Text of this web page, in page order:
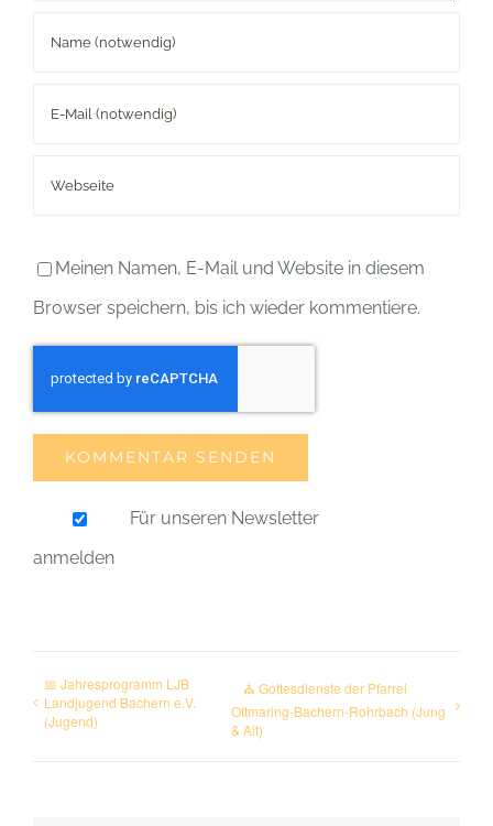
Meinen Namen, E-Mail und Website in diesem
Browser speichern, bis ich wieder kommentiere.
Für unseren Newsletter
anmelden
📅 Jahresprogramm LJB
Landjugend Bachern e.V.
(Jugend)
⛪ Gottesdienste der Pfarrei
Ottmaring-Bachern-Rohrbach (Jung
& Alt)